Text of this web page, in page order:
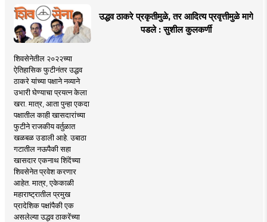
उद्धव ठाकरे प्रकृतीमुळे, तर आदित्य प्रवृत्तीमुळे मागे
पडले : सुशील कुलकर्णी
शिवसेनेतील २०२२च्या
ऐतिहासिक फुटीनंतर उद्धव
ठाकरे यांच्या पक्षाने नव्याने
उभारी घेण्याचा प्रयत्न केला
खरा. मात्र, आता पुन्हा एकदा
पक्षातील काही खासदारांच्या
फुटीने राजकीय वर्तुळात
खळबळ उडाली आहे. उबाठा
गटातील नऊपैकी सहा
खासदार एकनाथ शिंदेंच्या
शिवसेनेत प्रवेश करणार
आहेत. मात्र, एकेकाळी
महाराष्ट्रातील प्रमुख
प्रादेशिक पक्षांपैकी एक
असलेल्या उद्धव ठाकरेंच्या